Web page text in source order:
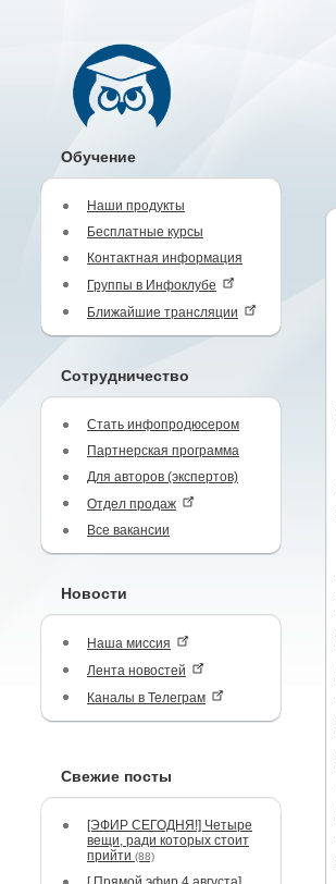
Обучение
Наши продукты
Бесплатные курсы
Контактная информация
Группы в Инфоклубе
Ближайшие трансляции
Сотрудничество
Стать инфопродюсером
Партнерская программа
Для авторов (экспертов)
Отдел продаж
Все вакансии
Новости
Наша миссия
Лента новостей
Каналы в Телеграм
Свежие посты
[ЭФИР СЕГОДНЯ!] Четыре
вещи, ради которых стоит
прийти (88)